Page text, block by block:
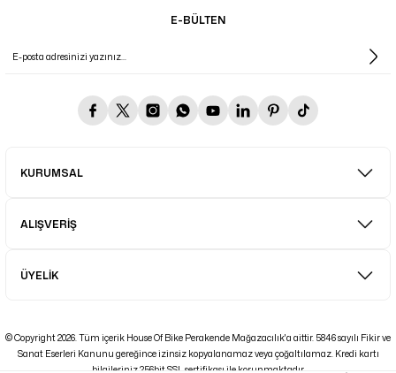
E-BÜLTEN
KURUMSAL
ALIŞVERİŞ
ÜYELİK
© Copyright 2026. Tüm içerik House Of Bike Perakende Mağazacılık'a aittir. 5846 sayılı Fikir ve
Sanat Eserleri Kanunu gereğince izinsiz kopyalanamaz veya çoğaltılamaz. Kredi kartı
bilgileriniz 256bit SSL sertifikası ile korunmaktadır.